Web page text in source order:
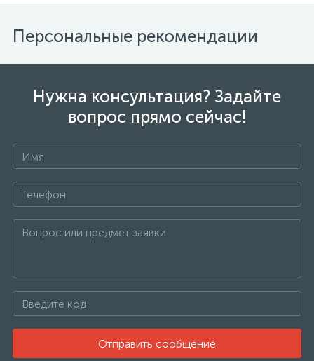
Персональные рекомендации
Нужна консультация? Задайте
вопрос прямо сейчас!
Отправить сообщение